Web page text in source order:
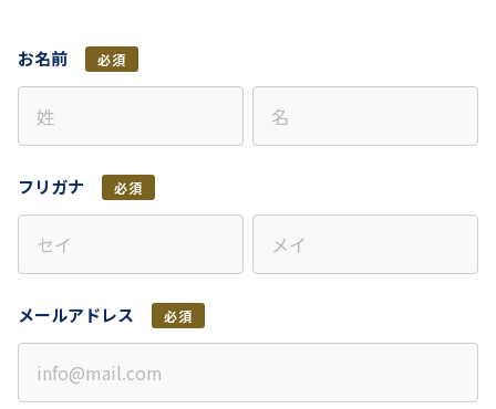
お名前 必須
フリガナ 必須
メールアドレス 必須